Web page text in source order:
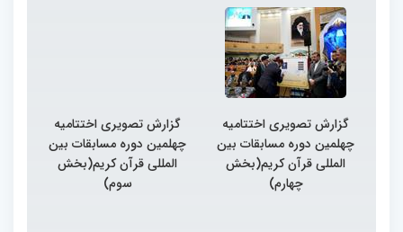
گزارش تصویری اختتامیه
چهلمین دوره مسابقات بین
المللی قرآن کریم(بخش
چهارم)
گزارش تصویری اختتامیه
چهلمین دوره مسابقات بین
المللی قرآن کریم(بخش
سوم)